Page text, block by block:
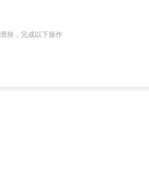
块，完成以下操作